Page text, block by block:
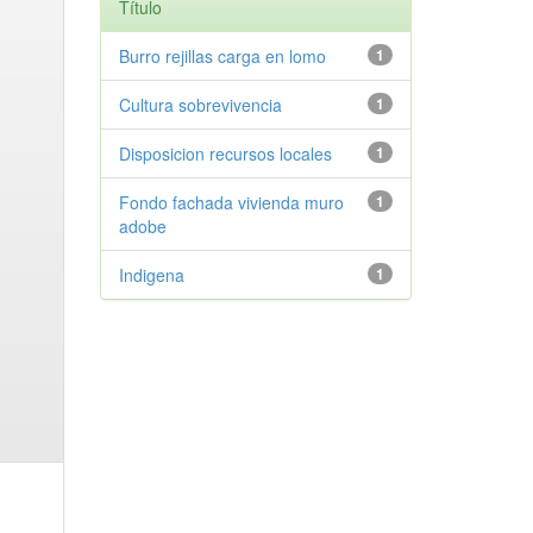
Título
1
Burro rejillas carga en lomo
1
Cultura sobrevivencia
1
Disposicion recursos locales
1
Fondo fachada vivienda muro
adobe
1
Indigena